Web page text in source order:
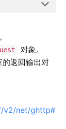
对象。
返回输出对
v2/net/ghttp#